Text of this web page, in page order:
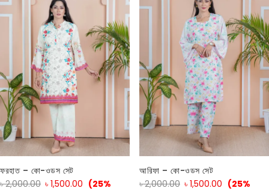
ফরহাত – কো-ওডস সেট
৳2,000.00 ৳ 1,500.00 (25%
আরিফা – কো-ওডস সেট
৳2,000.00 ৳ 1,500.00 (25%